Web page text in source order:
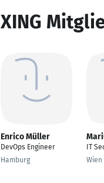
XING
Enrico Müller
DevOps Engineer
Hamburg
IT
Wien